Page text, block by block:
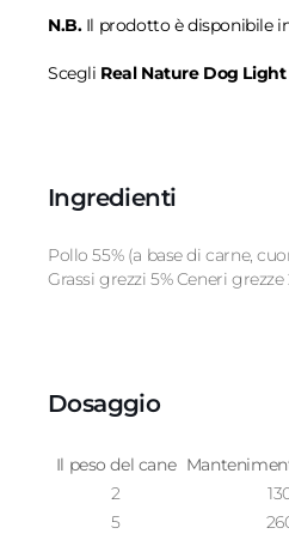
N.B.Il prodotto è disponibile
Scegli Real Nature Dog
Ingredienti
Pollo 55% (a base di carne,
Grassi grezzi 5% Ceneri grezze
Dosaggio
Il peso del cane
2
5